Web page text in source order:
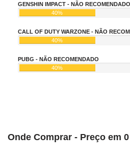
GENSHIN IMPACT - NÃO RECOMENDADO
40%
CALL OF DUTY WARZONE - NÃO
40%
PUBG - NÃO RECOMENDADO
40%
Onde Comprar - Preço em